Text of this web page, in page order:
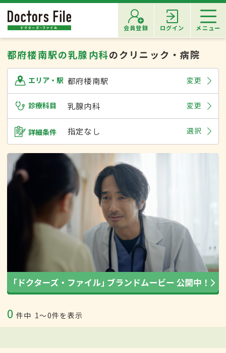
会員登録 ログイン メニュー
都府楼南駅の乳腺内科のクリニック・病院
エリア・駅 都府楼南駅 変更
診療科目 乳腺内科 変更
詳細条件 指定なし 選択
0 件中 1〜0件を表示